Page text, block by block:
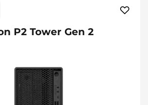
P2 Tower Gen 2